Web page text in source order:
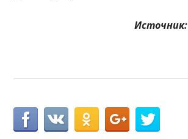
Источник: